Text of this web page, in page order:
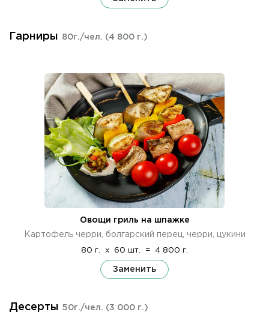
Гарниры 80г./чел. (4 800 г.)
Овощи гриль на шпажке
Картофель черри, болгарский перец, черри, цукини
80 г. x 60 шт. = 4 800 г.
Заменить
Десерты 50г./чел. (3 000 г.)